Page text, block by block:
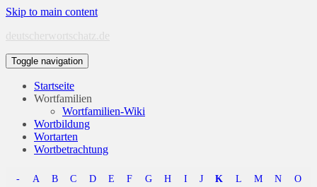
Skip to main content
deutscherwortschatz.de
Toggle navigation
Startseite
Wortfamilien
Wortfamilien-Wiki
Wortbildung
Wortarten
Wortbetrachtung
- A B C D E F G H I J K L M N O